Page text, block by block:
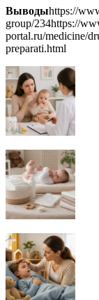
Выводыhttps://
group/234https://
portal.ru/medicine/
preparati.html